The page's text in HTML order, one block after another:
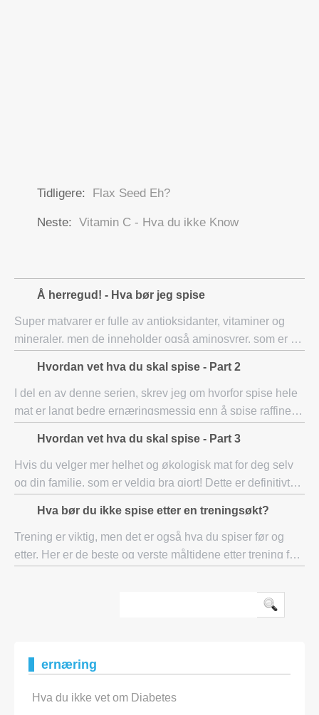
Tidligere: Flax Seed Eh?
Neste: Vitamin C - Hva du ikke Know
Å herregud! - Hva bør jeg spise
Super matvarer er fulle av antioksidanter, vitaminer og
mineraler, men de inneholder også aminosyrer, som er de
Proteiner utgjør hoveddelen av all
Hvordan vet hva du skal spise - Part 2
I del en av denne serien, skrev jeg om hvorfor spise hele
mat er langt bedre ernæringsmessig enn å spise raffinert
synspunktet til hva som er hel og
Hvordan vet hva du skal spise - Part 3
Hvis du velger mer helhet og økologisk mat for deg selv
og din familie, som er veldig bra gjort! Dette er definitivt
bestemmer seg for hva de skal spise
Hva bør du ikke spise etter en treningsøkt?
Trening er viktig, men det er også hva du spiser før og
etter. Her er de beste og verste måltidene etter trening for
ernæring
Hva du ikke vet om Diabetes